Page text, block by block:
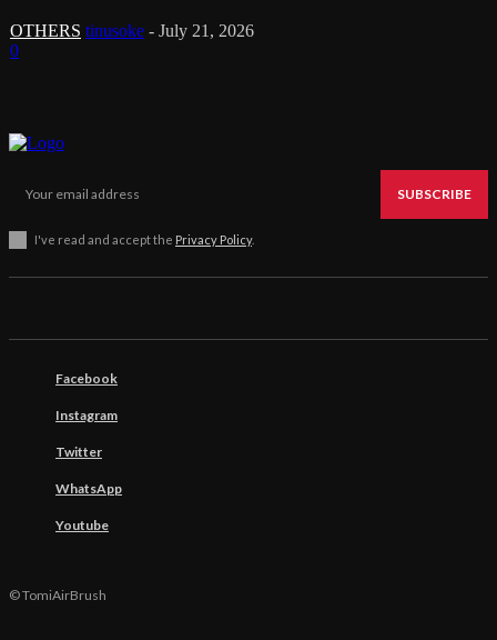
OTHERS tinusoke - July 21, 2026
0
SUBSCRIBE
I've read and accept the Privacy Policy.
Facebook
Instagram
Twitter
WhatsApp
Youtube
© TomiAirBrush